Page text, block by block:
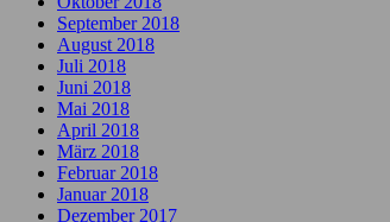
September 2018
August 2018
Juli 2018
Juni 2018
Mai 2018
April 2018
März 2018
Februar 2018
Januar 2018
Dezember 2017